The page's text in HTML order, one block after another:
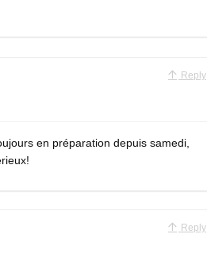
Reply
en préparation depuis samedi,
Reply